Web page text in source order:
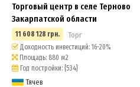
Торговый центр в селе Терново
Закарпатской области
11 608 128 грн. Торг
Доходность инвестиций: 16-20%
Площадь: 880 м2
Год постройки: {534}
Тячев